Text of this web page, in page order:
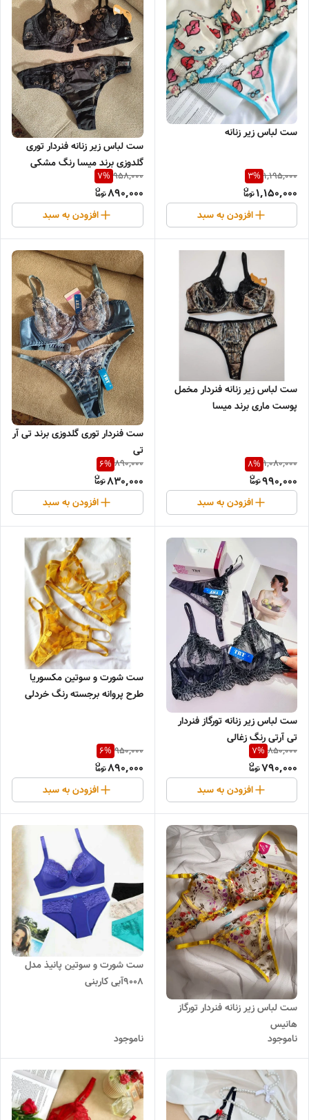
ست لباس زیر زنانه
1,195,000
3%
1,150,000
افزودن به سبد
ست لباس زیر زنانه فنردار توری
گلدوزی برند میسا رنگ مشکی
958,000
7%
890,000
افزودن به سبد
ست لباس زیر زنانه فنردار مخمل
پوست ماری برند میسا
1,080,000
8%
990,000
افزودن به سبد
ست فنردار توری گلدوزی برند تی آر
تی
890,000
6%
830,000
افزودن به سبد
ست لباس زیر زنانه تورگاز فنردار
تی آرتی رنگ زغالی
850,000
7%
790,000
افزودن به سبد
ست شورت و سوتین مکسوریا
طرح پروانه برجسته رنگ خردلی
950,000
6%
890,000
افزودن به سبد
ست لباس زیر زنانه فنردار تورگاز
هانیس
ناموجود
ست شورت و سوتین پانیذ مدل
9008آبی کاربنی
ناموجود